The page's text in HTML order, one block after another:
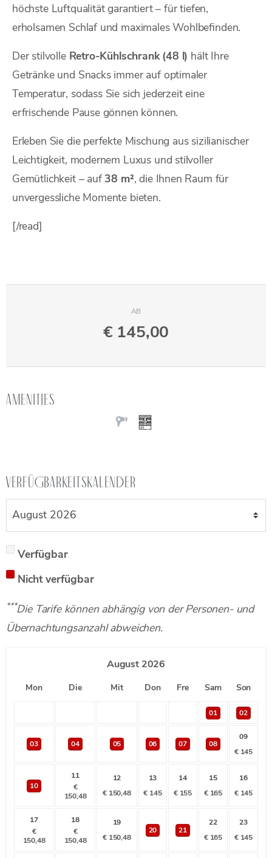
höchste Luftqualität garantiert – für tiefen,
erholsamen Schlaf und maximales Wohlbefinden.
Der stilvolle Retro-Kühlschrank (48 l) hält Ihre
Getränke und Snacks immer auf optimaler
Temperatur, sodass Sie sich jederzeit eine
erfrischende Pause gönnen können.
Erleben Sie die perfekte Mischung aus sizilianischer
Leichtigkeit, modernem Luxus und stilvoller
Gemütlichkeit – auf 38 m², die Ihnen Raum für
unvergessliche Momente bieten.
[/read]
AB
€ 145,00
Amenities
Verfügbarkeitskalender
Verfügbar
Nicht verfügbar
***Die Tarife können abhängig von der Personen- und
Übernachtungsanzahl abweichen.
August 2026
Mon Die Mit Don Fre Sam Son
01 02
03 04 05 06 07 08
09
€ 145
10
11
€
150,48
12
€ 150,48
13
€ 145
14
€ 155
15
€ 165
16
€ 145
17
€
150,48
18
€
150,48
19
€ 150,48
20 21
22
€ 165
23
€ 145